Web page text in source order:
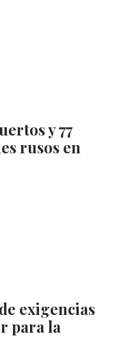
y 77
rusos en
exigencias
para la